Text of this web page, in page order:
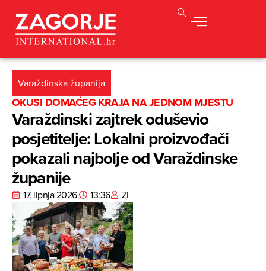
Varaždinska županija
OKUSI DOMAĆEG KRAJA NA JEDNOM MJESTU
Varaždinski zajtrek oduševio
posjetitelje: Lokalni proizvođači
pokazali najbolje od Varaždinske
županije
17. lipnja 2026. 13:36 ZI